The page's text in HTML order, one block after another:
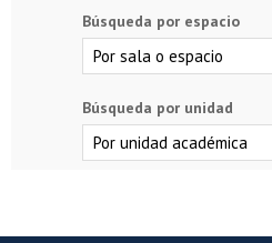
Búsqueda por espacio
Búsqueda por unidad